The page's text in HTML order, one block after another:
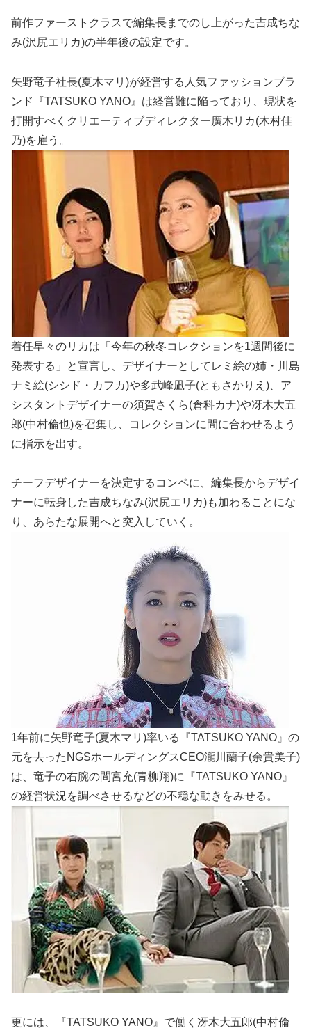
前作ファーストクラスで編集長までのし上がった吉成ちな
み(沢尻エリカ)の半年後の設定です。
矢野竜子社長(夏木マリ)が経営する人気ファッションブラ
ンド『TATSUKO YANO』は経営難に陥っており、現状を
打開すべくクリエーティブディレクター廣木リカ(木村佳
乃)を雇う。
着任早々のリカは「今年の秋冬コレクションを1週間後に
発表する」と宣言し、デザイナーとしてレミ絵の姉・川島
ナミ絵(シシド・カフカ)や多武峰凪子(ともさかりえ)、ア
シスタントデザイナーの須賀さくら(倉科カナ)や冴木大五
郎(中村倫也)を召集し、コレクションに間に合わせるよう
に指示を出す。
チーフデザイナーを決定するコンペに、編集長からデザイ
ナーに転身した吉成ちなみ(沢尻エリカ)も加わることにな
り、あらたな展開へと突入していく。
1年前に矢野竜子(夏木マリ)率いる『TATSUKO YANO』の
元を去ったNGSホールディングスCEO瀧川蘭子(余貴美子)
は、竜子の右腕の間宮充(青柳翔)に『TATSUKO YANO』
の経営状況を調べさせるなどの不穏な動きをみせる。
更には、『TATSUKO YANO』で働く冴木大五郎(中村倫